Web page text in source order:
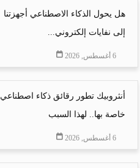
هل يحول الذكاء الاصطناعي أجهزتنا
إلى نفايات إلكتروني...
6 أغسطس, 2026
أنثروبيك تطور رقائق ذكاء اصطناعي
خاصة بها.. لهذا السبب
6 أغسطس, 2026